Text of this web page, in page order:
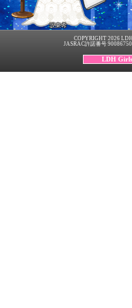
坂東希
COPYRIGHT 2026
JASRAC許諾番号
LDH